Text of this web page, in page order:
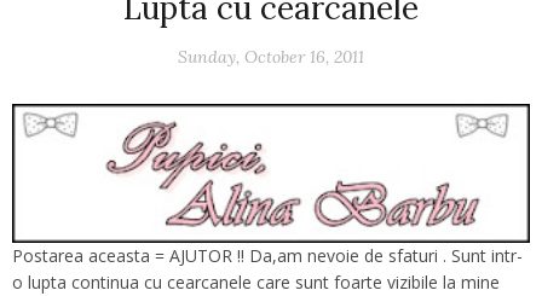
Sunday, October 16, 2011
Postarea aceasta = AJUTOR !! Da,am nevoie de sfaturi . Sunt intr-
o lupta continua cu cearcanele care sunt foarte vizibile la mine